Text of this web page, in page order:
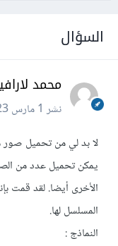
السؤال
محمد
نشر1 مارس 2023
لا بد لي من تحميل صور
يمكن تحميل عدد من
الأخرى أيضا. لقد قمت
المسلسل لها.
النماذج